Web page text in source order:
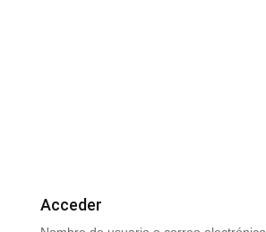
Acceder